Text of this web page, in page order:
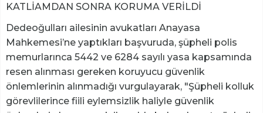
KATLİAMDAN SONRA KORUMA VERİLDİ
Dedeoğulları ailesinin avukatları Anayasa
Mahkemesi’ne yaptıkları başvuruda, şüpheli polis
memurlarınca 5442 ve 6284 sayılı yasa kapsamında
resen alınması gereken koruyucu güvenlik
önlemlerinin alınmadığı vurgulayarak, "Şüpheli kolluk
görevlilerince fiili eylemsizlik haliyle güvenlik